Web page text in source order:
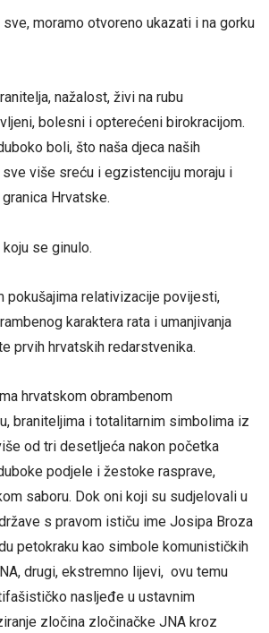
moramo otvoreno ukazati i na gorku
nažalost, živi na rubu
bolesni i opterećeni birokracijom.
boli, što naša djeca naših
više sreću i egzistenciju moraju i
Hrvatske.
se ginulo.
pokušajima relativizacije povijesti,
karaktera rata i umanjivanja
prvih hrvatskih redarstvenika.
hrvatskom obrambenom
braniteljima i totalitarnim simbolima iz
od tri desetljeća nakon početka
podjele i žestoke rasprave,
saboru. Dok oni koji su sudjelovali u
s pravom ističu ime Josipa Broza
petokraku kao simbole komunističkih
drugi, ekstremno lijevi, ovu temu
nasljeđe u ustavnim
zločina zločinačke JNA kroz